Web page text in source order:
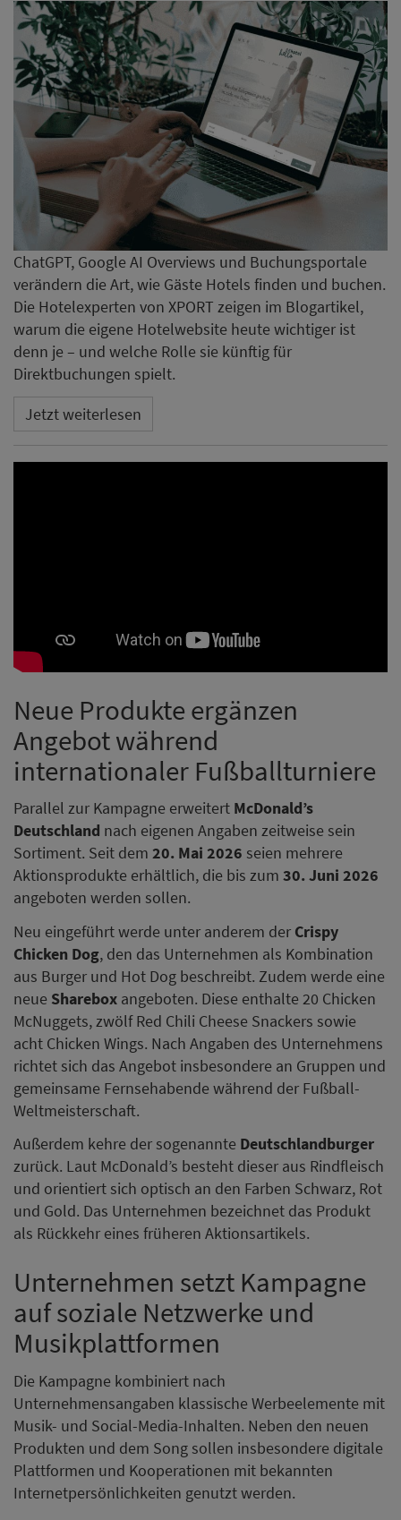
ChatGPT, Google AI Overviews und Buchungsportale
verändern die Art, wie Gäste Hotels finden und buchen.
Die Hotelexperten von XPORT zeigen im Blogartikel,
warum die eigene Hotelwebsite heute wichtiger ist
denn je – und welche Rolle sie künftig für
Direktbuchungen spielt.
Jetzt weiterlesen
Neue Produkte ergänzen
Angebot während
internationaler Fußballturniere
Parallel zur Kampagne erweitert McDonald’s
Deutschland nach eigenen Angaben zeitweise sein
Sortiment. Seit dem 20. Mai 2026 seien mehrere
Aktionsprodukte erhältlich, die bis zum 30. Juni 2026
angeboten werden sollen.
Neu eingeführt werde unter anderem der Crispy
Chicken Dog, den das Unternehmen als Kombination
aus Burger und Hot Dog beschreibt. Zudem werde eine
neue Sharebox angeboten. Diese enthalte 20 Chicken
McNuggets, zwölf Red Chili Cheese Snackers sowie
acht Chicken Wings. Nach Angaben des Unternehmens
richtet sich das Angebot insbesondere an Gruppen und
gemeinsame Fernsehabende während der Fußball-
Weltmeisterschaft.
Außerdem kehre der sogenannte Deutschlandburger
zurück. Laut McDonald’s besteht dieser aus Rindfleisch
und orientiert sich optisch an den Farben Schwarz, Rot
und Gold. Das Unternehmen bezeichnet das Produkt
als Rückkehr eines früheren Aktionsartikels.
Unternehmen setzt Kampagne
auf soziale Netzwerke und
Musikplattformen
Die Kampagne kombiniert nach
Unternehmensangaben klassische Werbeelemente mit
Musik- und Social-Media-Inhalten. Neben den neuen
Produkten und dem Song sollen insbesondere digitale
Plattformen und Kooperationen mit bekannten
Internetpersönlichkeiten genutzt werden.